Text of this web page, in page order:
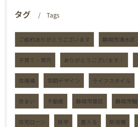
タグ Tags
ご成約ありがとうございます 静岡市清水区
子育て・育児 ありがとうございます！
住環境 空間デザイン ライフスタイル
住まい 不動産 静岡市葵区 静岡市
住宅ローン 独学 整える 断捨離